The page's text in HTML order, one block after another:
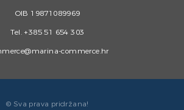
OIB 19871089969
Tel. +385 51 654 303
commerce.hr
© Sva prava pridržana!